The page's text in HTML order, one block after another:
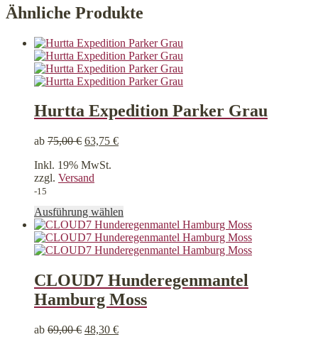
Ähnliche Produkte
Hurtta Expedition Parker Grau
ab 75,00€ 63,75 €
Inkl. 19% MwSt.
zzgl. Versand
-15
Ausführung wählen
Produkt
weist
mehrere
Die
Optionen
CLOUD7 Hunderegenmantel
Hamburg Moss
ab 69,00€ 48,30 €